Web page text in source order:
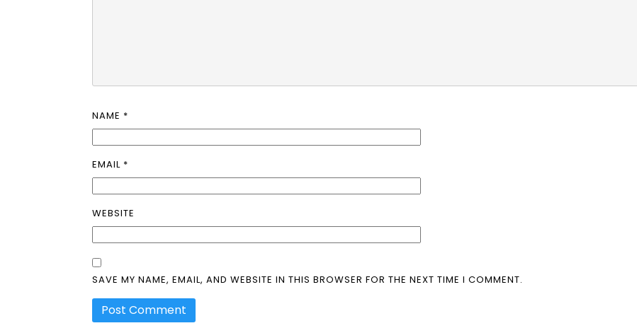
NAME *
EMAIL *
WEBSITE
SAVE MY NAME, EMAIL, AND WEBSITE IN THIS BROWSER FOR THE NEXT TIME I COMMENT.